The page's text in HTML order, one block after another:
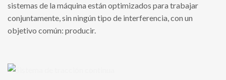
sistemas de la máquina están optimizados para trabajar
conjuntamente, sin ningún tipo de interferencia, con un
objetivo común: producir.